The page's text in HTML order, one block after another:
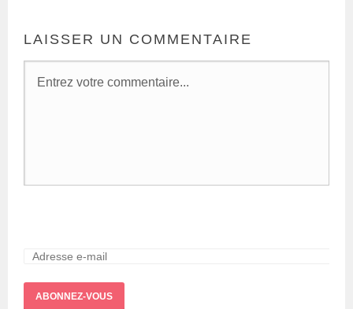
LAISSER UN COMMENTAIRE
ABONNEZ-VOUS